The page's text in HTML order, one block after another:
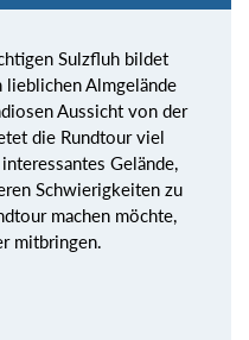
Sulzfluh bildet
Almgelände
Aussicht von der
die Rundtour viel
Gelände,
Schwierigkeiten zu
machen möchte,
mitbringen.